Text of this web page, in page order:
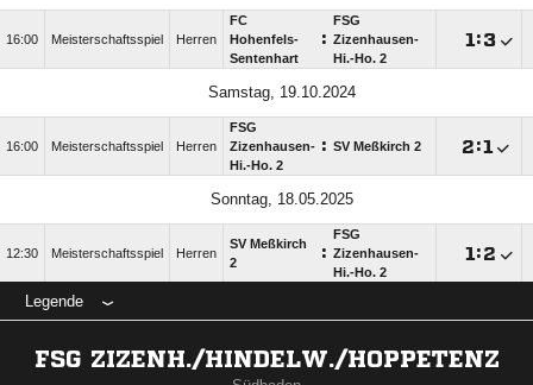
16:00 Meisterschaftsspiel Herren
FC
Hohenfels-
Sentenhart
:
FSG
Zizenhausen-
Hi.-Ho. 2
:
Samstag, 19.10.2024
16:00 Meisterschaftsspiel Herren
FSG
Zizenhausen-
Hi.-Ho. 2
: SV Meßkirch 2 :
Sonntag, 18.05.2025
12:30 Meisterschaftsspiel Herren
SV Meßkirch
2
:
FSG
Zizenhausen-
Hi.-Ho. 2
:
Legende
FSG ZIZENH./HINDELW./HOPPETENZ